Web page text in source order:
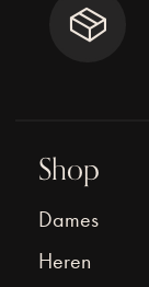
Shop
Dames
Heren